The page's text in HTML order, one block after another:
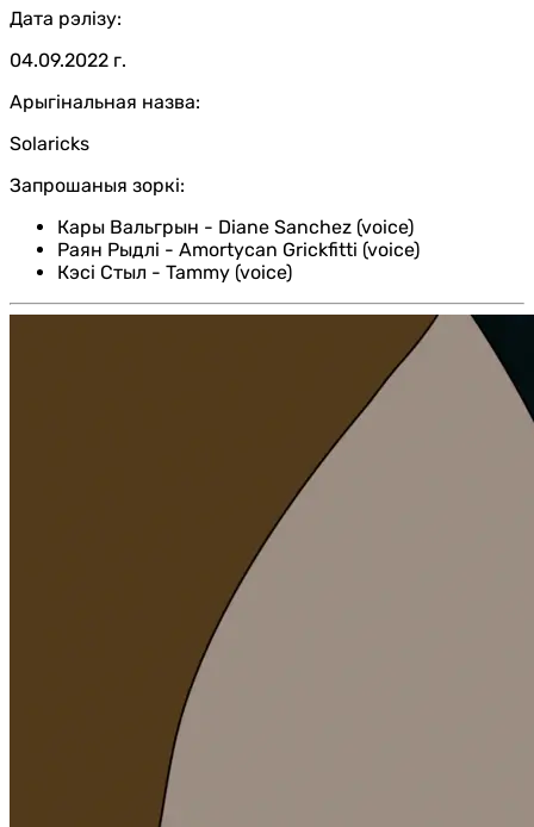
Дата рэлізу:
04.09.2022 г.
Арыгінальная назва:
Solaricks
Запрошаныя зоркі:
Кары Вальгрын - Diane Sanchez (voice)
Раян Рыдлі - Amortycan Grickfitti (voice)
Кэсі Стыл - Tammy (voice)